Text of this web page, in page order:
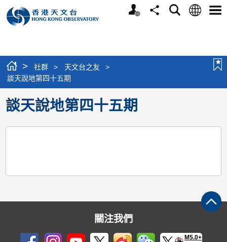
個
分
搜
語
選
> 社群 > 天文台之友
>
談天說地第四十五期
談天說地第四十五期
關注我們
M5.0+